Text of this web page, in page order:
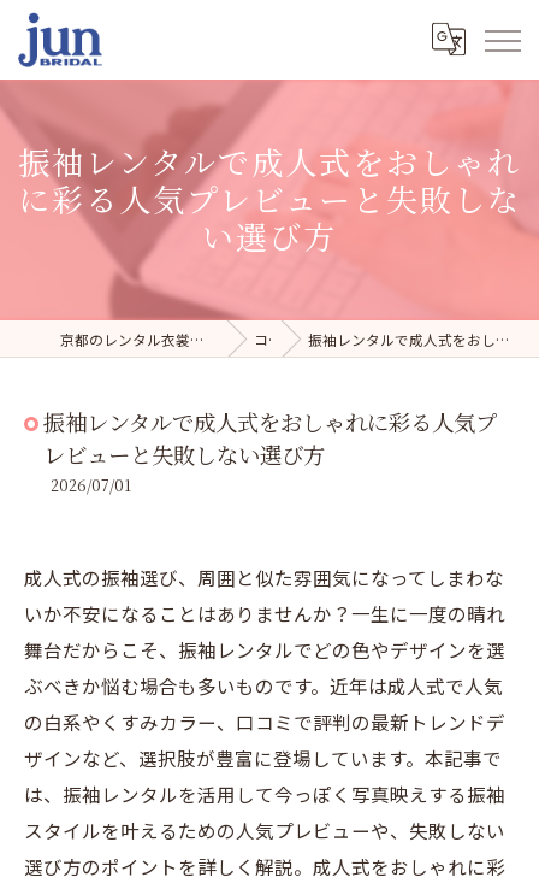
振袖レンタルで成人式をおしゃれ
に彩る人気プレビューと失敗しな
い選び方
京都のレンタル衣裳・写真スタジオならジュンブライダル コラム 振袖レンタルで成人式をおしゃれに彩る人気プレビューと失敗しない選び方
振袖レンタルで成人式をおしゃれに彩る人気プ
レビューと失敗しない選び方
2026/07/01
成人式の振袖選び、周囲と似た雰囲気になってしまわな
いか不安になることはありませんか？一生に一度の晴れ
舞台だからこそ、振袖レンタルでどの色やデザインを選
ぶべきか悩む場合も多いものです。近年は成人式で人気
の白系やくすみカラー、口コミで評判の最新トレンドデ
ザインなど、選択肢が豊富に登場しています。本記事で
は、振袖レンタルを活用して今っぽく写真映えする振袖
スタイルを叶えるための人気プレビューや、失敗しない
選び方のポイントを詳しく解説。成人式をおしゃれに彩